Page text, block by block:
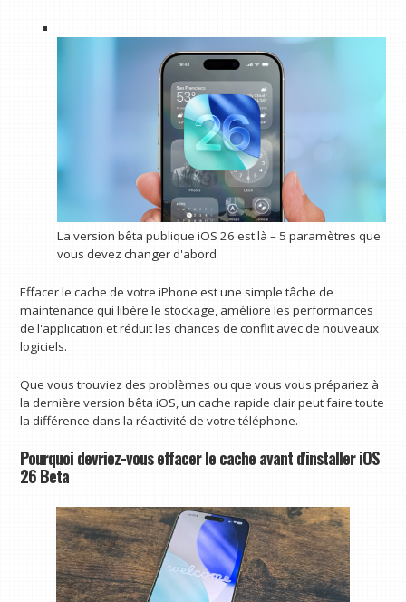
La version bêta publique iOS 26 est là – 5 paramètres que
vous devez changer d'abord
Effacer le cache de votre iPhone est une simple tâche de
maintenance qui libère le stockage, améliore les performances
de l'application et réduit les chances de conflit avec de nouveaux
logiciels.
Que vous trouviez des problèmes ou que vous vous prépariez à
la dernière version bêta iOS, un cache rapide clair peut faire toute
la différence dans la réactivité de votre téléphone.
Pourquoi devriez-vous effacer le cache avant d'installer iOS
26 Beta